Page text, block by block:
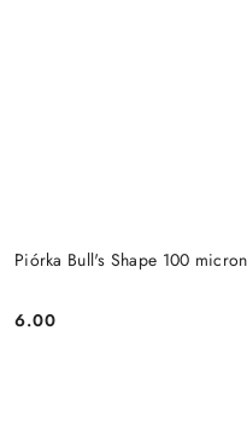
Piórka Bull's Shape 100
Cena:
6.00